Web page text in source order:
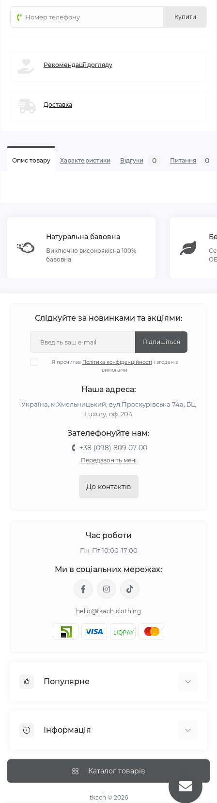
Купити
Рекомендації догляду
Доставка
Опис товару Характеристики Відгуки 0 Питання 0
Натуральна бавовна
Виключно високоякісна 100%
бавовна
Слідкуйте за новинками та акціями:
Підпишіться
Я прочитав Політика конфіденційності і згоден з
вимогами
Наша адреса:
Україна, м.Хмельницький, вул.Проскурівська 74а, БЦ
Luxury, оф. 204
Зателефонуйте нам:
+38 (098) 809 07 00
Передзвоніть мені
До контактів
Час роботи
Пн-Пт 10:00-17:00
Ми в соціальних мережах:
hello@tkach.clothing
Популярне
Простирадла на резинці
Інформація
Доставка
Каталог товарів
tkach © 2026